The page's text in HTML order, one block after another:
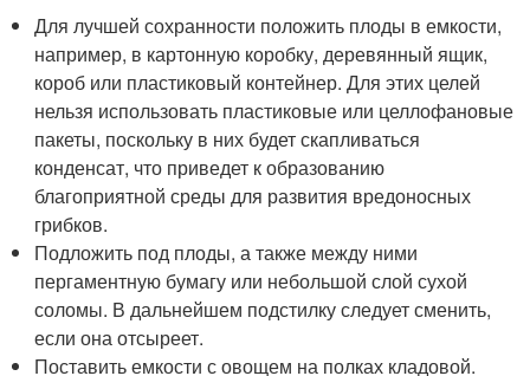
Для лучшей сохранности положить плоды в емкости,
например, в картонную коробку, деревянный ящик,
короб или пластиковый контейнер. Для этих целей
нельзя использовать пластиковые или целлофановые
пакеты, поскольку в них будет скапливаться
конденсат, что приведет к образованию
благоприятной среды для развития вредоносных
грибков.
Подложить под плоды, а также между ними
пергаментную бумагу или небольшой слой сухой
соломы. В дальнейшем подстилку следует сменить,
если она отсыреет.
Поставить емкости с овощем на полках кладовой.